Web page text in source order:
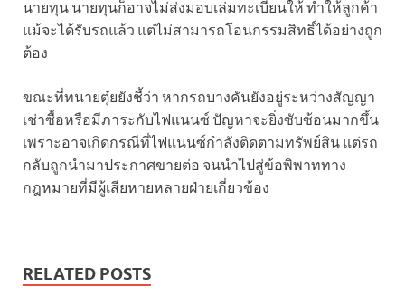
นายทุน นายทุนก็อาจไม่ส่งมอบเล่มทะเบียนให้ ทำให้ลูกค้า
แม้จะได้รับรถแล้ว แต่ไม่สามารถโอนกรรมสิทธิ์ได้อย่างถูก
ต้อง
ขณะที่ทนายตุ๋ยยังชี้ว่า หากรถบางคันยังอยู่ระหว่างสัญญา
เช่าซื้อหรือมีภาระกับไฟแนนซ์ ปัญหาจะยิ่งซับซ้อนมากขึ้น
เพราะอาจเกิดกรณีที่ไฟแนนซ์กำลังติดตามทรัพย์สิน แต่รถ
กลับถูกนำมาประกาศขายต่อ จนนำไปสู่ข้อพิพาททาง
กฎหมายที่มีผู้เสียหายหลายฝ่ายเกี่ยวข้อง
RELATED POSTS